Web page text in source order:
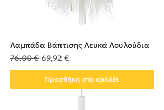
Λαμπάδα Βάπτισης Λευκά Λουλούδια
Κανονική τιμή
76,00 € Τιμή Έκπτωσης
69,92 €
Προσθήκη στο καλάθι